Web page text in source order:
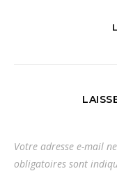
Votre adresse e-mail
obligatoires sont